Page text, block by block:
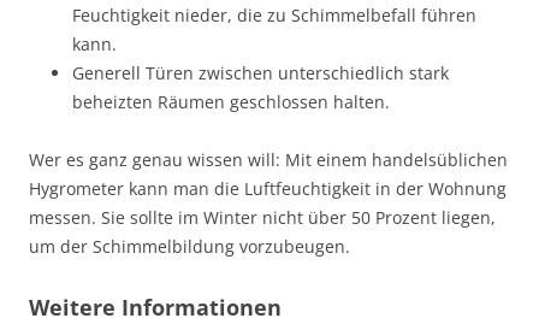
Feuchtigkeit nieder, die zu Schimmelbefall führen
kann.
Generell Türen zwischen unterschiedlich stark
beheizten Räumen geschlossen halten.
Wer es ganz genau wissen will: Mit einem handelsüblichen
Hygrometer kann man die Luftfeuchtigkeit in der Wohnung
messen. Sie sollte im Winter nicht über 50 Prozent liegen,
um der Schimmelbildung vorzubeugen.
Weitere Informationen